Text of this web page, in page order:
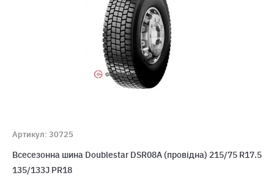
Артикул: 30725
Всесезонна шина Doublestar DSR08A (провідна) 215/75 R17.5
135/133J PR18